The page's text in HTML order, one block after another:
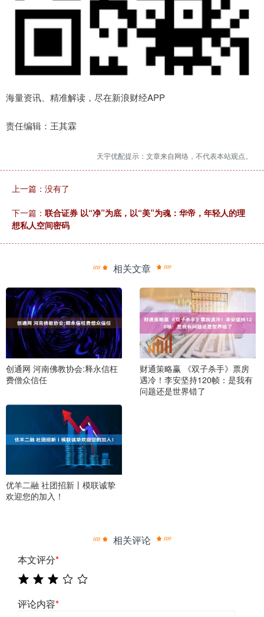
海量资讯、精准解读，尽在新浪财经APP
责任编辑：王其霖
天宇优配提示：文章来自网络，不代表本站观点。
上一篇：没有了
下一篇： 联合证券 以“净”为底，以“美”为魂：华帝，年轻人的理
想私人空间密码
相关文章
创通网 河南佛教协会:释永信枉
费僧众信任
财通策略赢 《双子杀手》票房
遇冷！李安坚持120帧：是我有
问题还是世界错了
优羊二融 社团招新丨模联诚挚
欢迎您的加入！
相关评论
本文评分*
评论内容*